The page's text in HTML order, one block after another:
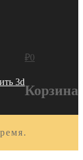
3d
₽0
Корзина